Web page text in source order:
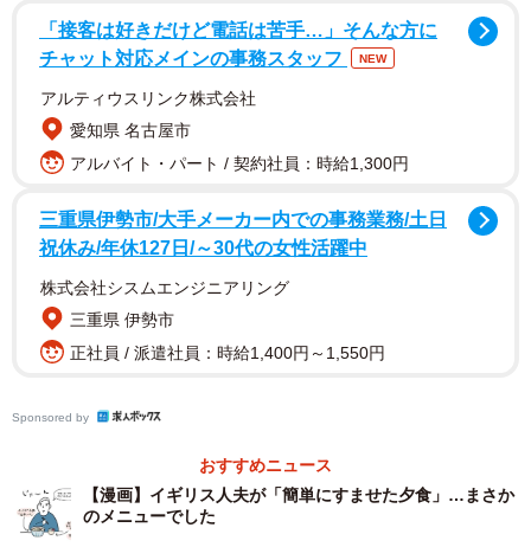
そして、帰宅してみると食卓に用意されたメニューは、な
んと
・白米にわかめふりかけ
・梅干し
・インスタント麺「出前一丁」
と、日本人ならお馴染みの時短お手軽簡単ご飯！日本流の
いわゆる「今日は簡単に済ませるよ」を明確に再現した食
「接客は好きだけど電話は苦手…」そんな方に
チャット対応メインの事務スタッフ
NEW
アルティウスリンク株式会社
愛知県 名古屋市
アルバイト・パート / 契約社員：時給1,300円
三重県伊勢市/大手メーカー内での事務業務/土日
祝休み/年休127日/～30代の女性活躍中
株式会社シスムエンジニアリング
三重県 伊勢市
正社員 / 派遣社員：時給1,400円～1,550円
Sponsored by
おすすめニュース
【漫画】イギリス人夫が「簡単にすませた夕食」…まさか
のメニューでした